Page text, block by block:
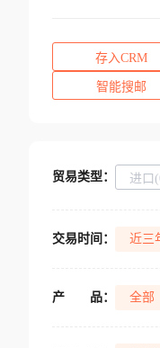
存入CRM
智能搜邮
贸易类型： 进口
交易时间： 近三
产 品： 全部